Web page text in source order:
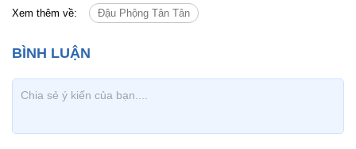
Xem thêm về: Đậu Phộng Tân Tân